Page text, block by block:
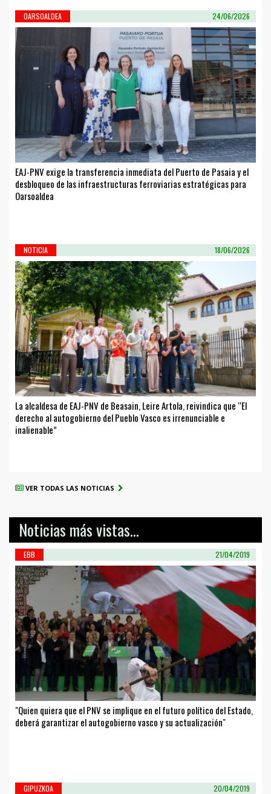
OARSOALDEA 24/06/2026
EAJ-PNV exige la transferencia inmediata del Puerto de Pasaia y el
desbloqueo de las infraestructuras ferroviarias estratégicas para
Oarsoaldea
NOTICIA 18/06/2026
La alcaldesa de EAJ-PNV de Beasain, Leire Artola, reivindica que “El
derecho al autogobierno del Pueblo Vasco es irrenunciable e
inalienable”
VER TODAS LAS NOTICIAS
Noticias más vistas...
EBB 21/04/2019
"Quien quiera que el PNV se implique en el futuro político del Estado,
deberá garantizar el autogobierno vasco y su actualización"
GIPUZKOA 20/04/2019